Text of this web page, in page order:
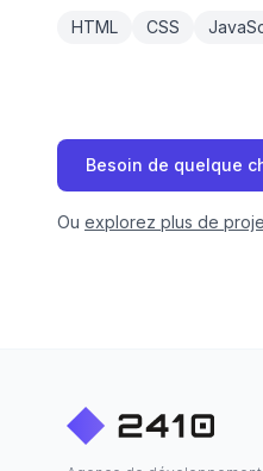
HTML CSS
Besoin de quelque
Ou explorez plus de